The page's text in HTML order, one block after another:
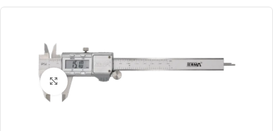
Büyütmek için tıklayın